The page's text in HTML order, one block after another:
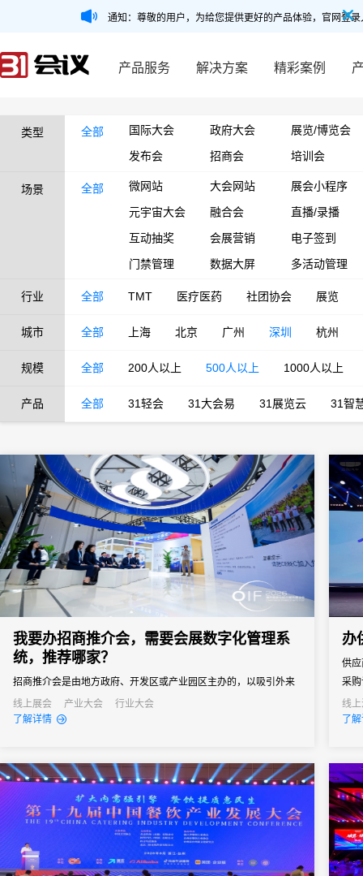
通知：尊敬的用户，为给您提供更好的产品体验，官网登
产品服务 解决方案 精彩案例
类型 全部 国际大会 政府大会
展览/博览会
发布会
招商会 培训会
场景 全部 微网站 大会网站
展会小程序
元宇宙大会
融合会
直播/录播
互动抽奖
会展营销
电子签到
门禁管理
数据大屏 多活动管理
行业 全部 TMT 医疗医药 社团协会 展览
城市 全部 上海 北京 广州 深圳 杭州
规模 全部 200人以上 500人以上 1000人以上
产品 全部 31轻会 31大会易 31展览云 31智
我要办招商推介会，需要会展数字化管理系
统，推荐哪家？
招商推介会是由地方政府、开发区或产业园区主办的，以吸引外来
投资、促进产业落地为核心目标的专题商务活动。参会客商涵盖世
界500强、行业龙头、投资机构和商会协会，单场活动潜在投资意
会务系统不...
线上展会 产业大会
行业大会
了解详情
办
供
采
通
窗
线
了